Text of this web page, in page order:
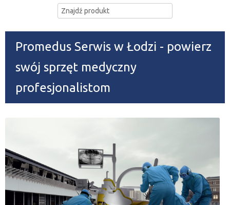
Promedus Serwis w Łodzi - powierz
swój sprzęt medyczny
profesjonalistom